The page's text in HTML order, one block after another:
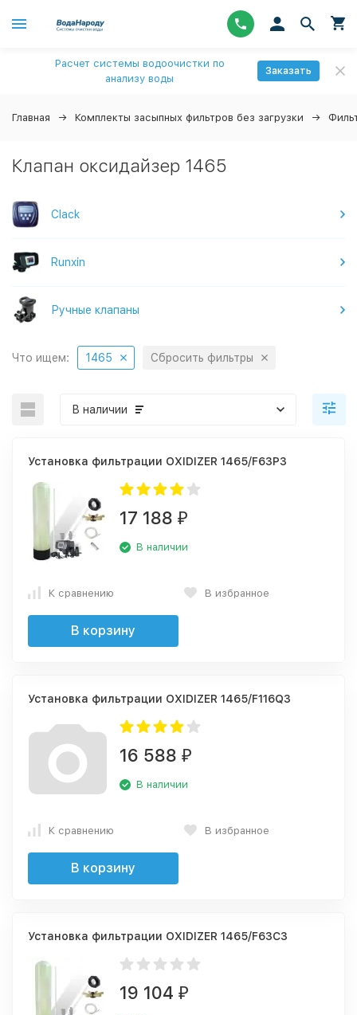
Расчет системы водоочистки по
анализу воды
Заказать
Главная Комплекты засыпных фильтров без загрузки
Клапан оксидайзер 1465
Clack
Runxin
Ручные клапаны
Что ищем: 1465 Сбросить фильтры
В наличии
Установка фильтрации OXIDIZER 1465/F63P3
17 188 ₽
В наличии
К сравнению В избранное
В корзину
Установка фильтрации OXIDIZER 1465/F116Q3
16 588 ₽
В наличии
К сравнению В избранное
В корзину
Установка фильтрации OXIDIZER 1465/F63C3
19 104 ₽